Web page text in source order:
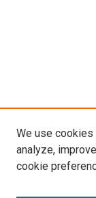
We use
analyze,
cookie